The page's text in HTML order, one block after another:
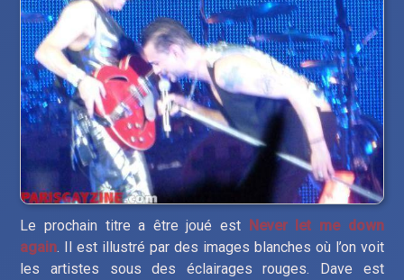
Le prochain titre a être joué est
Never let me down
again. Il est illustré par des images blanches où l’on voit
les artistes sous des éclairages rouges. Dave est